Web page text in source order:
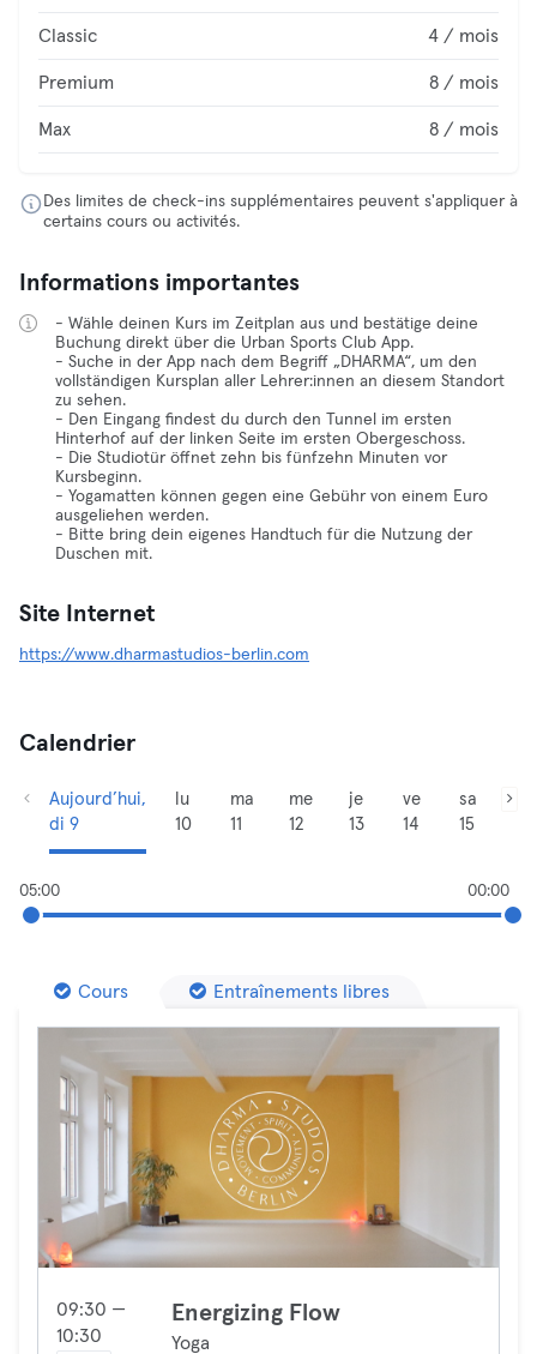
Classic 4 / mois
Premium 8 / mois
Max 8 / mois
Des limites de check-ins supplémentaires peuvent s'appliquer à
certains cours ou activités.
Informations importantes
- Wähle deinen Kurs im Zeitplan aus und bestätige deine
Buchung direkt über die Urban Sports Club App.
- Suche in der App nach dem Begriff „DHARMA“, um den
vollständigen Kursplan aller Lehrer:innen an diesem Standort
zu sehen.
- Den Eingang findest du durch den Tunnel im ersten
Hinterhof auf der linken Seite im ersten Obergeschoss.
- Die Studiotür öffnet zehn bis fünfzehn Minuten vor
Kursbeginn.
- Yogamatten können gegen eine Gebühr von einem Euro
ausgeliehen werden.
- Bitte bring dein eigenes Handtuch für die Nutzung der
Duschen mit.
Site Internet
https://www.dharmastudios-berlin.com
Calendrier
Aujourd’hui,
di 9
lu
10
ma
11
me
12
je
13
ve
14
sa
15
05:00 00:00
Cours Entraînements libres
09:30 —
10:30
Energizing Flow
Yoga